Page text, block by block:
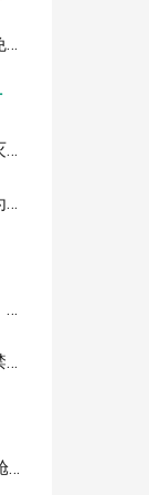
英国女狱警为囚犯查档上百次，侥幸免入狱引热议
英国飞行员火场坠机奇迹生还，两架灭火直升机空中相撞
巴哈马度假鲨鱼撕咬丈夫，妻子竟以为他在"闹着玩"
伦敦六周来首迎降雨！居民兴奋刷屏，干旱仍难缓解
性侵受害者告法庭电视台泄名，法官禁令形同虚设？
印度航班高空剧烈颠簸，12人头部撞舱顶受伤